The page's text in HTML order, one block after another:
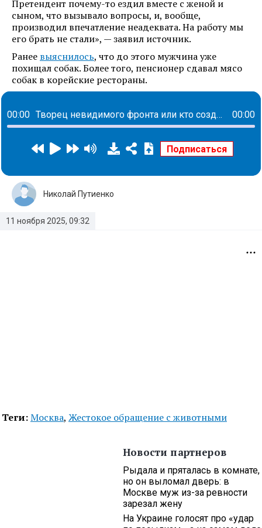
Претендент почему-то ездил вместе с женой и
сыном, что вызывало вопросы, и, вообще,
производил впечатление неадеквата. На работу мы
его брать не стали», — заявил источник.
Ранее выяснилось, что до этого мужчина уже
похищал собак. Более того, пенсионер сдавал мясо
собак в корейские рестораны.
00:00 Творец невидимого фронта или кто создает пространства для комфорта каждого сотрудника: история Елены Савченко 00:00
11 ноября 2025, 09:32
Николай Путиенко
Теги:Москва, Жестокое обращение с животными
Новости партнеров
Рыдала и пряталась в комнате,
но он выломал дверь: в
Москве муж из-за ревности
зарезал жену
На Украине голосят про «удар